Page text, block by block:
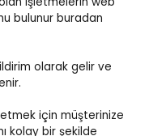
bulunur buradan
olarak gelir ve
için müşterinize
kolay bir şekilde